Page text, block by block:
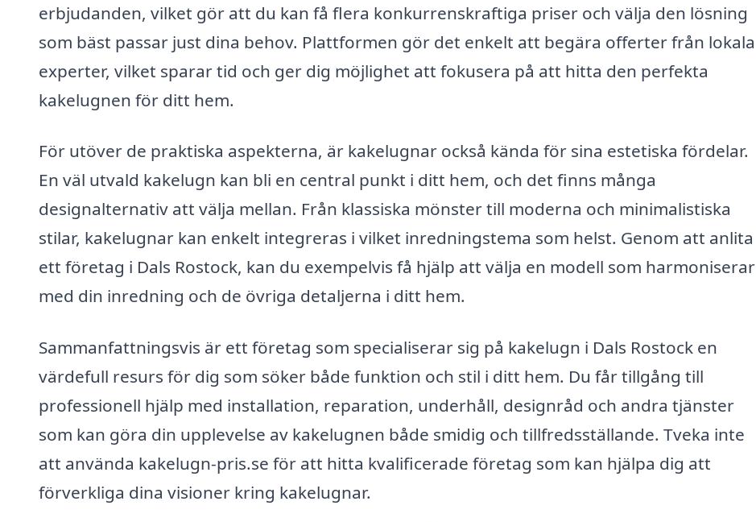
erbjudanden, vilket gör att du kan få flera konkurrenskraftiga priser och välja den lösning
som bäst passar just dina behov. Plattformen gör det enkelt att begära offerter från lokala
experter, vilket sparar tid och ger dig möjlighet att fokusera på att hitta den perfekta
kakelugnen för ditt hem.
För utöver de praktiska aspekterna, är kakelugnar också kända för sina estetiska fördelar.
En väl utvald kakelugn kan bli en central punkt i ditt hem, och det finns många
designalternativ att välja mellan. Från klassiska mönster till moderna och minimalistiska
stilar, kakelugnar kan enkelt integreras i vilket inredningstema som helst. Genom att anlita
ett företag i Dals Rostock, kan du exempelvis få hjälp att välja en modell som harmoniserar
med din inredning och de övriga detaljerna i ditt hem.
Sammanfattningsvis är ett företag som specialiserar sig på kakelugn i Dals Rostock en
värdefull resurs för dig som söker både funktion och stil i ditt hem. Du får tillgång till
professionell hjälp med installation, reparation, underhåll, designråd och andra tjänster
som kan göra din upplevelse av kakelugnen både smidig och tillfredsställande. Tveka inte
att använda kakelugn-pris.se för att hitta kvalificerade företag som kan hjälpa dig att
förverkliga dina visioner kring kakelugnar.